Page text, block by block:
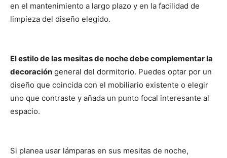
en el mantenimiento a largo plazo y en la facilidad de
limpieza del diseño elegido.
El estilo de las mesitas de noche debe complementar la
decoración general del dormitorio. Puedes optar por un
diseño que coincida con el mobiliario existente o elegir
uno que contraste y añada un punto focal interesante al
espacio.
Si planea usar lámparas en sus mesitas de noche,